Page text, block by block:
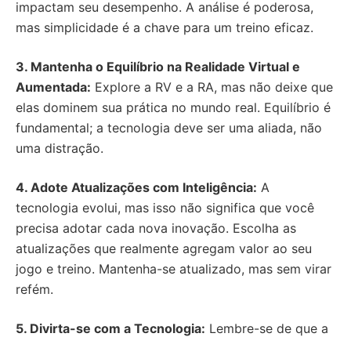
impactam seu desempenho. A análise é poderosa,
mas simplicidade é a chave para um treino eficaz.
3. Mantenha o Equilíbrio na Realidade Virtual e
Aumentada: Explore a RV e a RA, mas não deixe que
elas dominem sua prática no mundo real. Equilíbrio é
fundamental; a tecnologia deve ser uma aliada, não
uma distração.
4. Adote Atualizações com Inteligência: A
tecnologia evolui, mas isso não significa que você
precisa adotar cada nova inovação. Escolha as
atualizações que realmente agregam valor ao seu
jogo e treino. Mantenha-se atualizado, mas sem virar
refém.
5. Divirta-se com a Tecnologia: Lembre-se de que a